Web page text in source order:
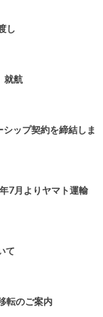
し
就航
ップ契約を締結しま
7月よりヤマト運輸
て
転のご案内